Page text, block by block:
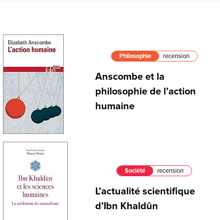
Philosophie recension
Anscombe et la
philosophie de l’action
humaine
Société recension
L’actualité scientifique
d’Ibn Khaldûn